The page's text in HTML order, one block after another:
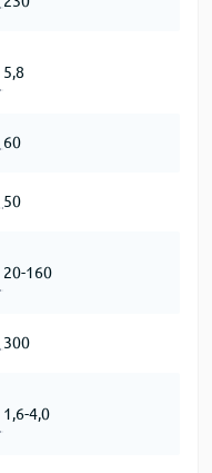
5,8
60
50
20-160
300
1,6-4,0